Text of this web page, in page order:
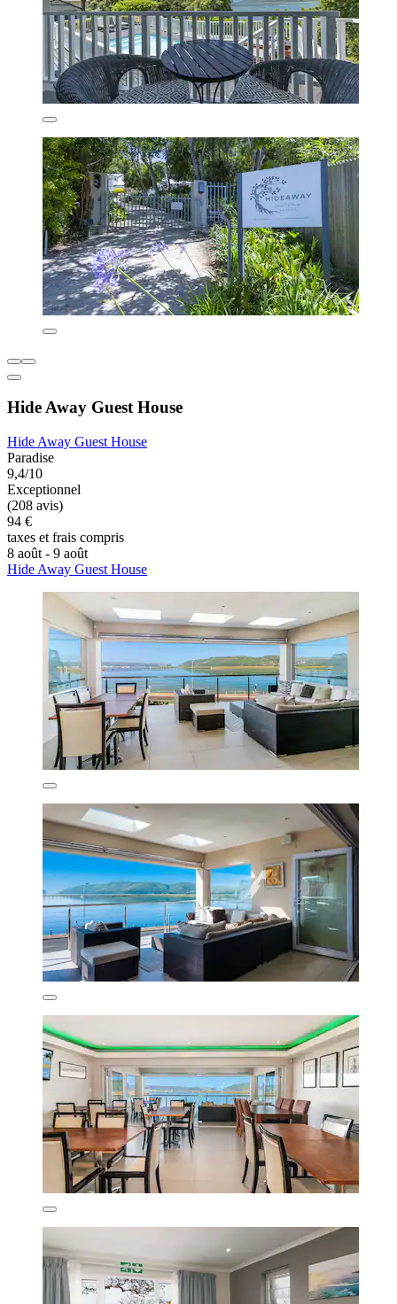
Hide Away Guest House
Hide Away Guest House
Paradise
9,4/10
Exceptionnel
(208 avis)
94 €
taxes et frais compris
8 août - 9 août
Hide Away Guest House